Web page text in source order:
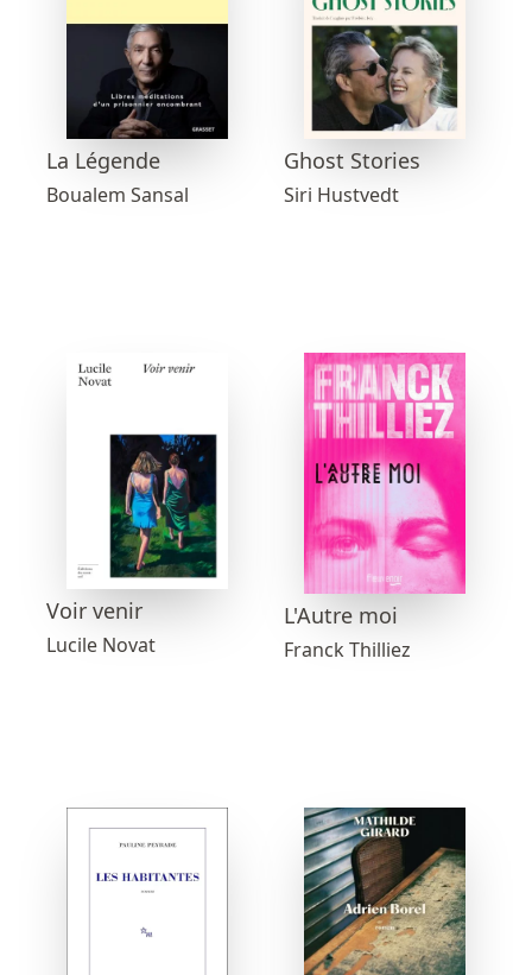
La Légende
Boualem Sansal
Ghost Stories
Siri Hustvedt
Voir venir
Lucile Novat
L'Autre moi
Franck Thilliez